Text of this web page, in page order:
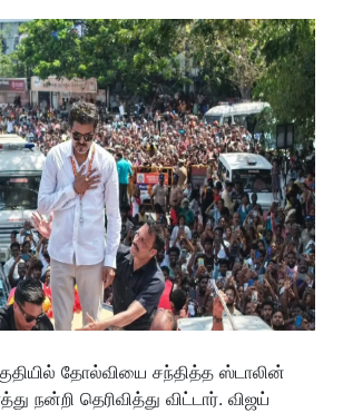
தோல்வியை சந்தித்த ஸ்டாலின்
நன்றி தெரிவித்து விட்டார். விஜய்